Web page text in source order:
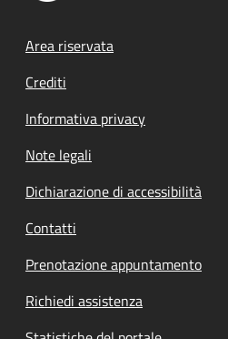
Footer menu
Area riservata
Crediti
Informativa privacy
Note legali
Dichiarazione di accessibilità
Contatti
Prenotazione appuntamento
Richiedi assistenza